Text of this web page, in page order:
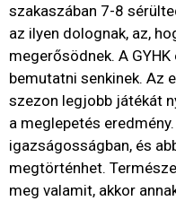
szakaszában 7-8
az ilyen dolognak, az,
megerősödnek. A
bemutatni senkinek. Az
szezon legjobb játékát
a meglepetés
igazságosságban, és
megtörténhet.
meg valamit, akkor